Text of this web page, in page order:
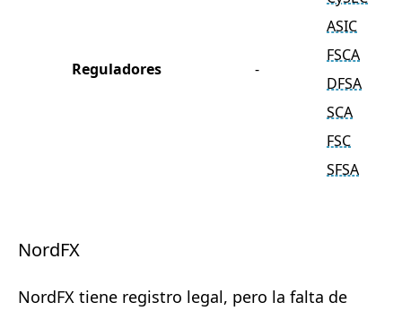
Reguladores -
ASIC
FSCA
DFSA
SCA
FSC
SFSA
NordFX
NordFX tiene registro legal, pero la falta de